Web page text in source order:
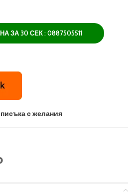
30 СЕК : 0887505511
с желания